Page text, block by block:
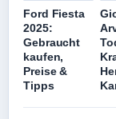
Ford Fiesta
2025:
Gebraucht
kaufen,
Preise &
Tipps